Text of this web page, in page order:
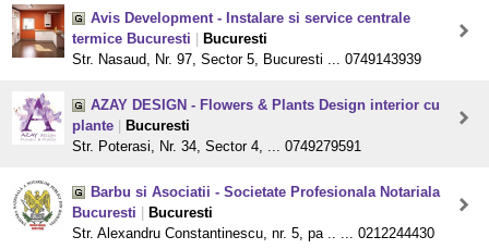
Avis Development - Instalare si service centrale
termice Bucuresti
Bucuresti
Str. Nasaud, Nr. 97, Sector 5, Bucuresti ... 0749143939
AZAY DESIGN - Flowers & Plants Design interior cu
plante
Bucuresti
Str. Poterasi, Nr. 34, Sector 4, ... 0749279591
Barbu si Asociatii - Societate Profesionala Notariala
Bucuresti
Bucuresti
Str. Alexandru Constantinescu, nr. 5, pa .. ... 0212244430